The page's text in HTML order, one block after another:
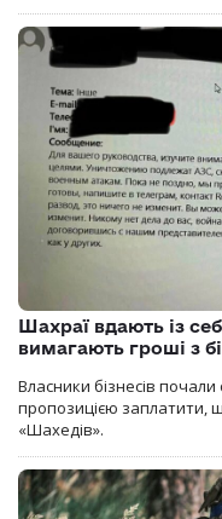
Шахраї вдають із
вимагають гроші з
Власники бізнесів
пропозицією заплатити,
«Шахедів».